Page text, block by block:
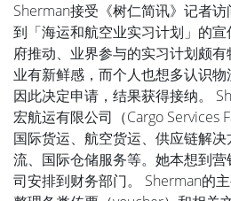
Sherman接受《树仁简讯》记者
到「海运和航空业实习计划」的
府推动、业界参与的实习计划颇
业有新鲜感，而个人也想多认识物
因此决定申请，结果获得接纳。
宏航运有限公司（Cargo Services
国际货运、航空货运、供应链解
流、国际仓储服务等。她本想到
司安排到财务部门。 Sherman的